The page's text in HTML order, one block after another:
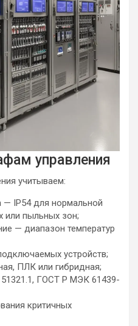
управления
учитываем:
— IP54 для нормальной
или пыльных зон;
— диапазон температур
устройств;
ПЛК или гибридная;
ГОСТ Р МЭК 61439-
критичных